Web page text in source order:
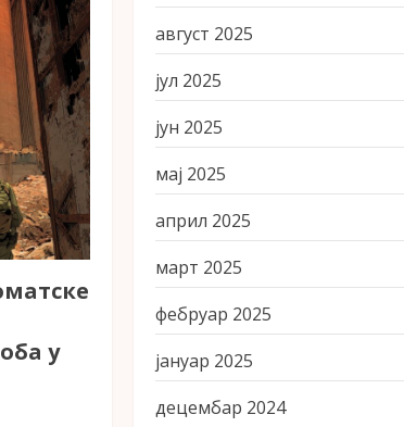
у
август 2025
јул 2025
јун 2025
мај 2025
април 2025
март 2025
фебруар 2025
јануар 2025
децембар 2024